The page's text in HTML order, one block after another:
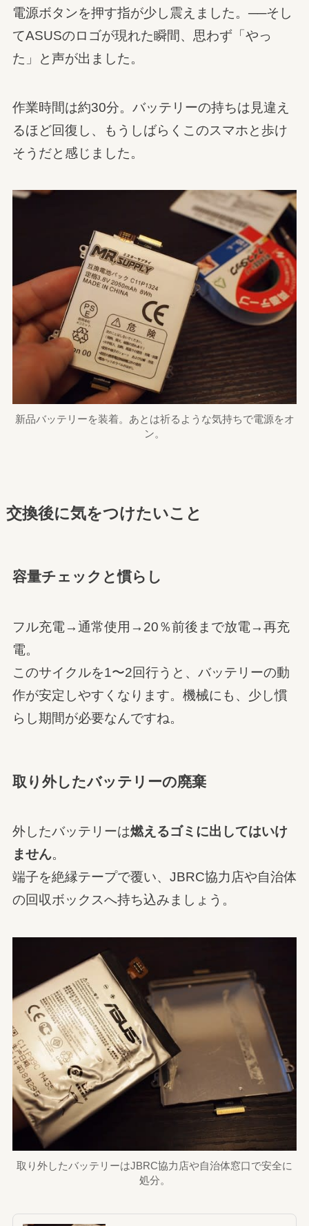
電源ボタンを押す指が少し震えました。──そし
てASUSのロゴが現れた瞬間、思わず「やっ
た」と声が出ました。
作業時間は約30分。バッテリーの持ちは見違え
るほど回復し、もうしばらくこのスマホと歩け
そうだと感じました。
新品バッテリーを装着。あとは祈るような気持ちで電源をオ
ン。
交換後に気をつけたいこと
容量チェックと慣らし
フル充電→通常使用→20％前後まで放電→再充
電。
このサイクルを1〜2回行うと、バッテリーの動
作が安定しやすくなります。機械にも、少し慣
らし期間が必要なんですね。
取り外したバッテリーの廃棄
外したバッテリーは燃えるゴミに出してはいけ
ません。
端子を絶縁テープで覆い、JBRC協力店や自治体
の回収ボックスへ持ち込みましょう。
取り外したバッテリーはJBRC協力店や自治体窓口で安全に
処分。